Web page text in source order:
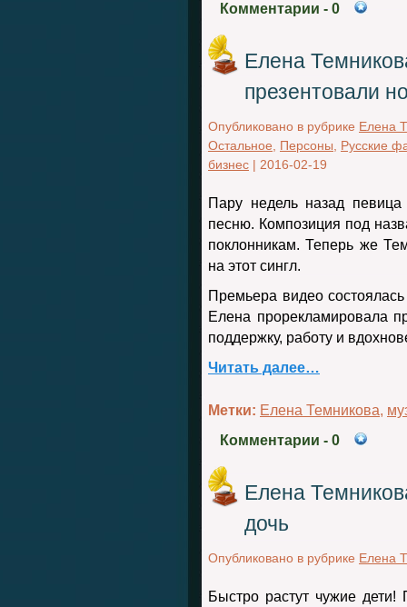
Комментарии - 0
Елена
презентовали
Опубликовано в рубрике Елена
Остальное Персоны
Русские
бизнес | 2016-02-19
Пару недель назад
песню. Композиция под
поклонникам. Теперь же
на этот сингл.
Премьера видео
Елена прорекламировала
поддержку, работу и
Читать далее…
Метки: Елена Темникова,
Комментарии - 0
Елена
дочь
Опубликовано в рубрике Елена
Быстро растут чужие